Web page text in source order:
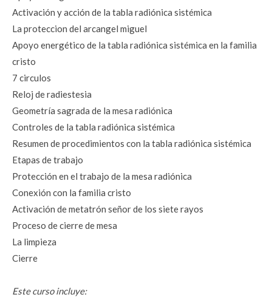
Activación y acción de la tabla radiónica sistémica
La proteccion del arcangel miguel
Apoyo energético de la tabla radiónica sistémica en la familia
cristo
7 circulos
Reloj de radiestesia
Geometría sagrada de la mesa radiónica
Controles de la tabla radiónica sistémica
Resumen de procedimientos con la tabla radiónica sistémica
Etapas de trabajo
Protección en el trabajo de la mesa radiónica
Conexión con la familia cristo
Activación de metatrón señor de los siete rayos
Proceso de cierre de mesa
La limpieza
Cierre
Este curso incluye: